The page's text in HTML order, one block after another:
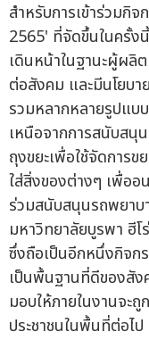
สำหรับการเข้าร่วมกิ
2565' ที่จัดขึ้นในครั้ง
เดินหน้าในฐานะผู้ผลิ
ต่อสังคม และมีนโยบ
รวมหลากหลายรูปแบ
เหนือจากการสนับสนุ
ถุงขยะเพื่อใช้จัดการ
ใส่สิ่งของต่างๆ เพื่อ
ร่วมสนับสนุนรถพยาบ
มหาวิทยาลัยบูรพา ฮี
ซึ่งถือเป็นอีกหนึ่งกิจก
เป็นพื้นฐานที่ดีของสัง
มอบให้ภายในงานจะถู
ประชาชนในพื้นที่ต่อไป